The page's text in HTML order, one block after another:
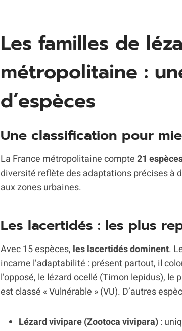
Les familles de
métropolitaine :
d’espèces
Une classification pour
La France métropolitaine compte21
diversité reflète des adaptations précises à
aux zones urbaines.
Les lacertidés : les plus
Avec 15 espèces, les lacertidés dominent.
incarne l’adaptabilité : présent partout, il
l’opposé, le lézard ocellé (Timon lepidus), le
est classé « Vulnérable » (VU). D’autres
Lézard vivipare (Zootoca vivipara):